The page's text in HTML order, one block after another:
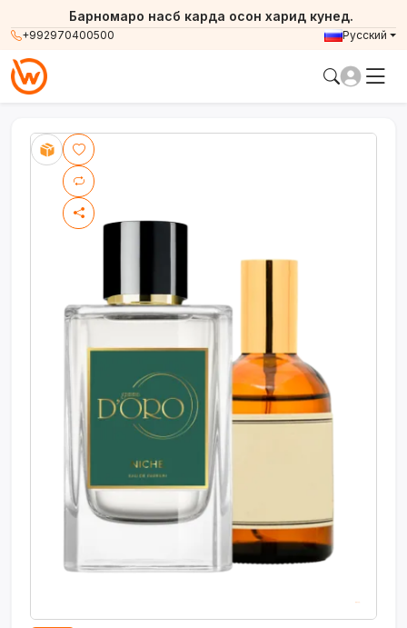
+992970400500
Барномаро насб карда осон харид кунед.
Русский